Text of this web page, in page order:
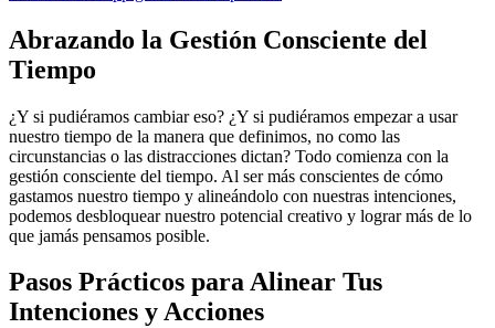
Abrazando la Gestión Consciente del
Tiempo
¿Y si pudiéramos cambiar eso? ¿Y si pudiéramos empezar a usar
nuestro tiempo de la manera que definimos, no como las
circunstancias o las distracciones dictan? Todo comienza con la
gestión consciente del tiempo. Al ser más conscientes de cómo
gastamos nuestro tiempo y alineándolo con nuestras intenciones,
podemos desbloquear nuestro potencial creativo y lograr más de lo
que jamás pensamos posible.
Pasos Prácticos para Alinear Tus
Intenciones y Acciones